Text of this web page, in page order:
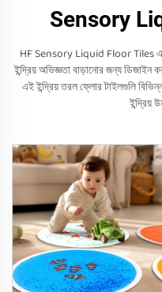
Sensory
HF Sensory Liquid Floor Tiles এর
ইন্দ্রিয় অভিজ্ঞতা বাড়ানোর জন্য ডিজাইন
এই ইন্দ্রিয় তরল ফ্লোর টাইলগুলি
ইন্দ্রিয়